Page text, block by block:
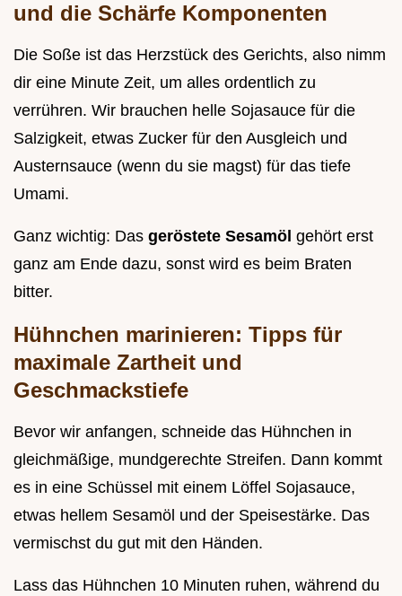
und die Schärfe Komponenten
Die Soße ist das Herzstück des Gerichts, also nimm
dir eine Minute Zeit, um alles ordentlich zu
verrühren. Wir brauchen helle Sojasauce für die
Salzigkeit, etwas Zucker für den Ausgleich und
Austernsauce (wenn du sie magst) für das tiefe
Umami.
Ganz wichtig: Das geröstete Sesamöl gehört erst
ganz am Ende dazu, sonst wird es beim Braten
bitter.
Hühnchen marinieren: Tipps für
maximale Zartheit und
Geschmackstiefe
Bevor wir anfangen, schneide das Hühnchen in
gleichmäßige, mundgerechte Streifen. Dann kommt
es in eine Schüssel mit einem Löffel Sojasauce,
etwas hellem Sesamöl und der Speisestärke. Das
vermischst du gut mit den Händen.
Lass das Hühnchen 10 Minuten ruhen, während du